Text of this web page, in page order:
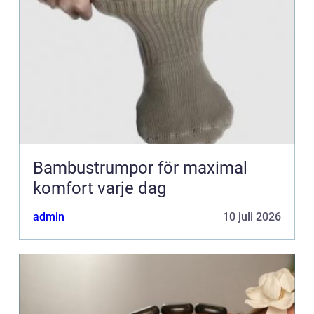
Bambustrumpor för maximal
komfort varje dag
admin 10 juli 2026